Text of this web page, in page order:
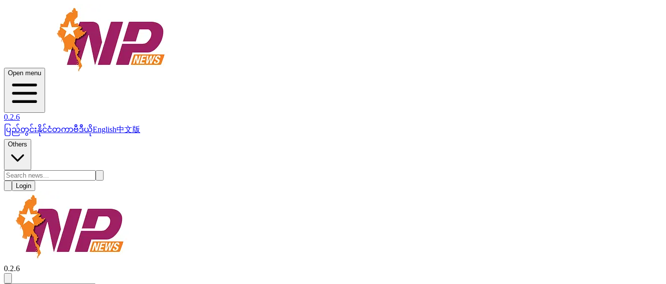
Open menu
0.2.6
ပြည်တွင်းနိုင်ငံတကာဗီဒီယိုEnglish中文版
Others
Login
0.2.6